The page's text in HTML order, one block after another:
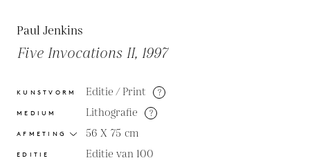
Paul Jenkins
Five Invocations II, 1997
KUNSTVORM Editie / Print ?
MEDIUM Lithografie ?
AFMETING 56 X 75 cm
EDITIE Editie van 100